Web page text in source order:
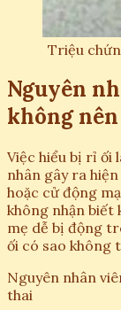
Triệu
Nguyên
không
Việc hiểu bị rỉ ối
nhân gây ra
hoặc cử động
không nhận biết
mẹ dễ bị động
ối có sao không
Nguyên nhân
thai